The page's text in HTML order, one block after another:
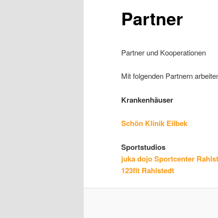
Partner
Partner und Kooperationen
Mit folgenden Partnern
Krankenhäuser
Schön Klinik Eilbek
Sportstudios
juka dojo Sportcenter
123fit Rahlstedt